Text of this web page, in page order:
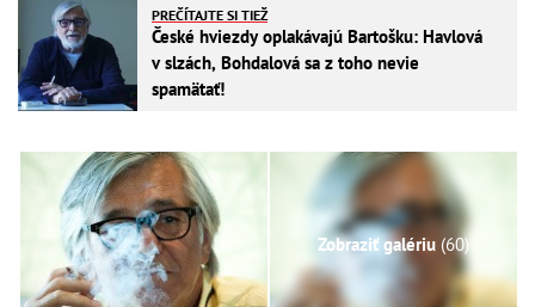
PREČÍTAJTE SI TIEŽ
České hviezdy oplakávajú Bartošku: Havlová
v slzách, Bohdalová sa z toho nevie
spamätať!
Zobraziť galériu (60)